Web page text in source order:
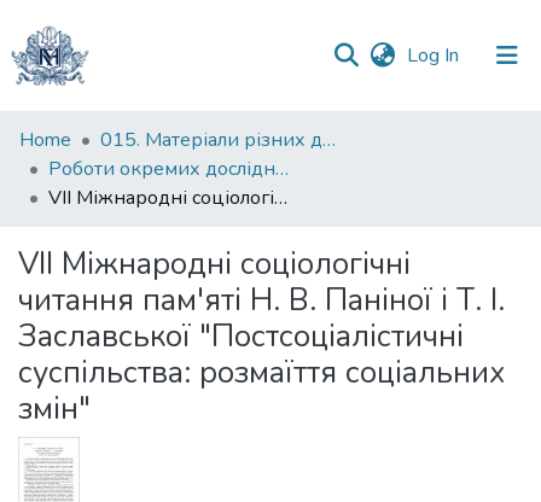
Log In (current)
Communities
&
Collections
Statistics
Home
015. Матеріали різних дослідників та організацій
Роботи окремих дослідників
VIІ Міжнародні соціологічні читання пам'яті Н. В. Паніної і Т. І. Заславської "Постсоціалістичні суспільства: розмаїття соціальних змін"
VIІ Міжнародні соціологічні
читання пам'яті Н. В. Паніної і Т. І.
Заславської "Постсоціалістичні
суспільства: розмаїття соціальних
змін"